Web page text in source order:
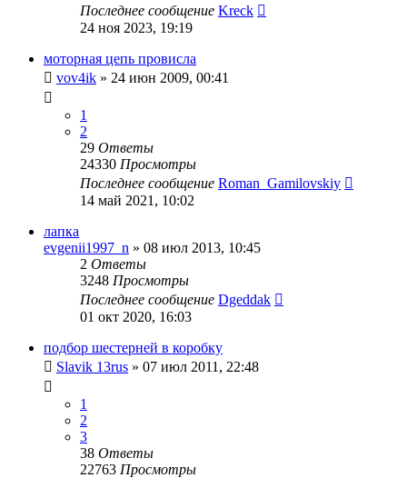
Последнее сообщение Kreck
24 ноя 2023, 19:19
моторная цепь провисла
vov4ik » 24 июн 2009, 00:41
1
2
29 Ответы
24330 Просмотры
Последнее сообщение Roman_Gamilovskiy
14 май 2021, 10:02
лапка
evgenii1997_n » 08 июл 2013, 10:45
2 Ответы
3248 Просмотры
Последнее сообщение Dgeddak
01 окт 2020, 16:03
подбор шестерней в коробку
Slavik 13rus » 07 июл 2011, 22:48
1
2
3
38 Ответы
22763 Просмотры